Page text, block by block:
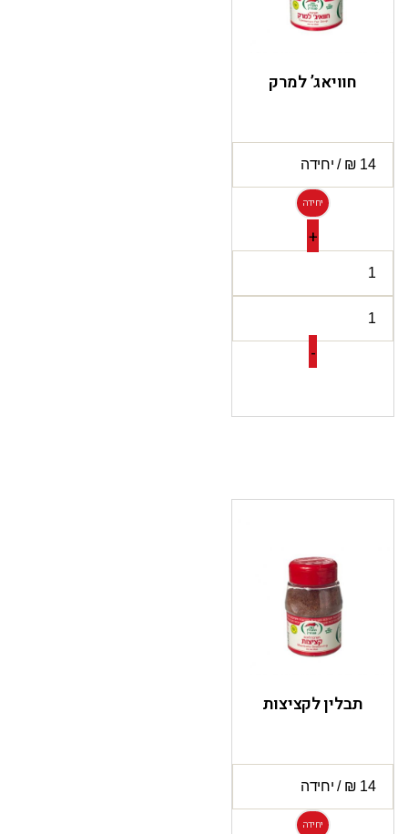
חוויאג’ למרק
יחידה
+
-
תבלין לקציצות
יחידה